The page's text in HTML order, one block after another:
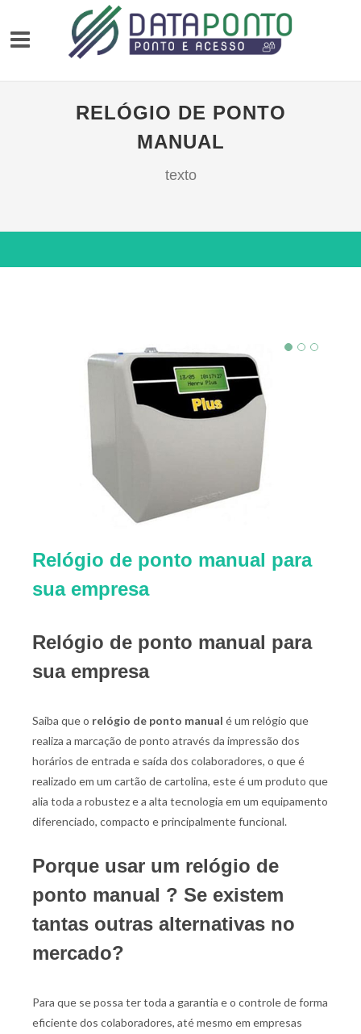
RELÓGIO DE PONTO
MANUAL
texto
Relógio de ponto manual para
sua empresa
Relógio de ponto manual para
sua empresa
Saiba que o relógio de ponto manual é um relógio que
realiza a marcação de ponto através da impressão dos
horários de entrada e saída dos colaboradores, o que é
realizado em um cartão de cartolina, este é um produto que
alia toda a robustez e a alta tecnologia em um equipamento
diferenciado, compacto e principalmente funcional.
Porque usar um relógio de
ponto manual ? Se existem
tantas outras alternativas no
mercado?
Para que se possa ter toda a garantia e o controle de forma
eficiente dos colaboradores, até mesmo em empresas